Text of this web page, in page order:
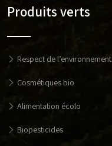
Produits verts
Respect de l’environnement
Cosmétiques bio
Alimentation écolo
Biopesticides